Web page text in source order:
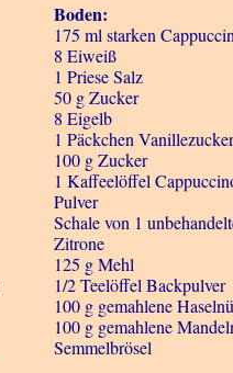
Boden:
175 ml starken
8 Eiweiß
1 Priese Salz
50 g Zucker
8 Eigelb
1 Päckchen
100 g Zucker
1 Kaffeelöffel
Pulver
Schale von 1
Zitrone
125 g Mehl
1/2 Teelöffel Backpulver
100 g gemahlene
100 g gemahlene
Semmelbrösel